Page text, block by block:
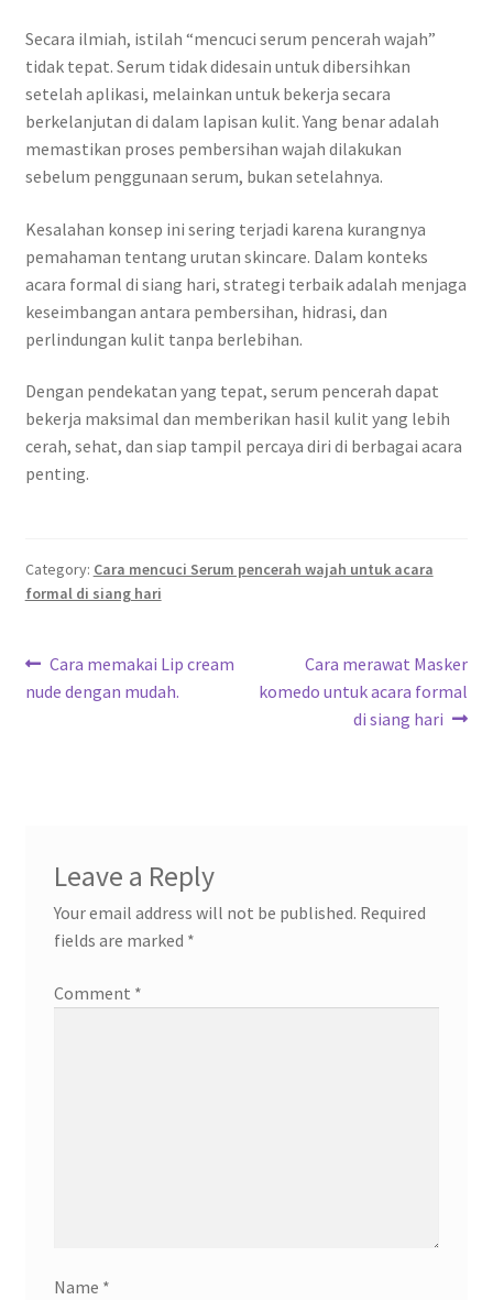
Secara ilmiah, istilah “mencuci serum pencerah wajah”
tidak tepat. Serum tidak didesain untuk dibersihkan
setelah aplikasi, melainkan untuk bekerja secara
berkelanjutan di dalam lapisan kulit. Yang benar adalah
memastikan proses pembersihan wajah dilakukan
sebelum penggunaan serum, bukan setelahnya.
Kesalahan konsep ini sering terjadi karena kurangnya
pemahaman tentang urutan skincare. Dalam konteks
acara formal di siang hari, strategi terbaik adalah menjaga
keseimbangan antara pembersihan, hidrasi, dan
perlindungan kulit tanpa berlebihan.
Dengan pendekatan yang tepat, serum pencerah dapat
bekerja maksimal dan memberikan hasil kulit yang lebih
cerah, sehat, dan siap tampil percaya diri di berbagai acara
penting.
Category: Cara mencuci Serum pencerah wajah untuk acara
formal di siang hari
Post
navigation
Previous
post:
Cara memakai Lip cream
nude dengan mudah.
Next
post:
Cara merawat Masker
komedo untuk acara formal
di siang hari
Leave a Reply
Your email address will not be published. Required
fields are marked *
Comment *
Name *